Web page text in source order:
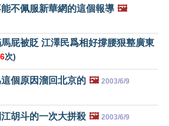
不佩服新華網的這個報導 🖼️
屁被貶 江澤民爲相好撐腰狠整廣東
次)
個原因溜回北京的 🖼️ 2003/6/9
胡斗的一次大拼殺 🖼️ 2003/6/9